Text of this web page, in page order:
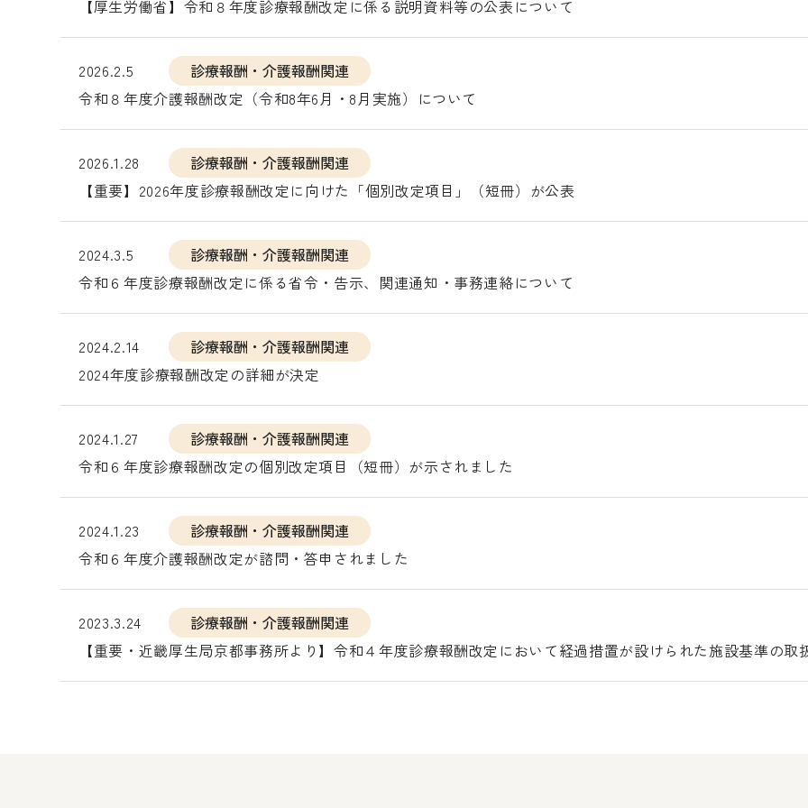
【厚生労働省】令和８年度診療報酬改定に係る説明資料等の公表について
2026.2.5
診療報酬・介護報酬関連
令和８年度介護報酬改定（令和8年6月・8月実施）について
2026.1.28
診療報酬・介護報酬関連
【重要】2026年度診療報酬改定に向けた「個別改定項目」（短冊）が公表
2024.3.5
診療報酬・介護報酬関連
令和６年度診療報酬改定に係る省令・告示、関連通知・事務連絡について
2024.2.14
診療報酬・介護報酬関連
2024年度診療報酬改定の詳細が決定
2024.1.27
診療報酬・介護報酬関連
令和６年度診療報酬改定の個別改定項目（短冊）が示されました
2024.1.23
診療報酬・介護報酬関連
令和６年度介護報酬改定が諮問・答申されました
2023.3.24
診療報酬・介護報酬関連
【重要・近畿厚生局京都事務所より】令和４年度診療報酬改定において経過措置が設けられた施設基準の取